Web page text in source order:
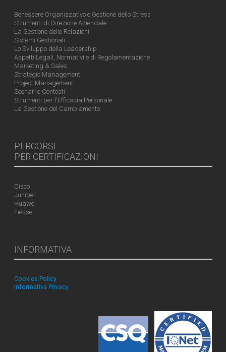
Benessere Organizzativo e Gestione dello Stress
Strumenti di Direzione Aziendale
La Gestione delle Relazioni
Sistemi Gestionali
Lo Sviluppo della Leadership
Aspetti Legali, Normativi e di Regolamentazione
Marketing & Sales
Strategic Management
Project Management
Scenari e Contesti
Strumenti per l'Efficacia Personale
La Gestione del Cambiamento
PERCORSI
PER CERTIFICAZIONI
Cisco
Juniper
Huawei
Tiesse
INFORMATIVA
Cookies Policy
Informativa Privacy